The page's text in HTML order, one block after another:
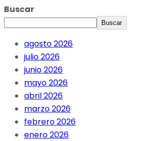
Buscar
Buscar
agosto 2026
julio 2026
junio 2026
mayo 2026
abril 2026
marzo 2026
febrero 2026
enero 2026